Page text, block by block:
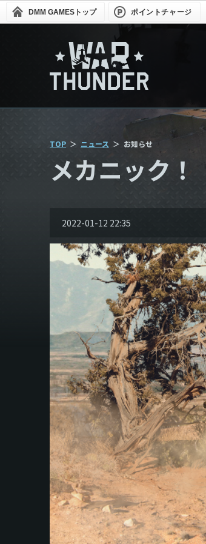
DMM GAMES トップ ポイントチャージ
TOP ニュース お知らせ
メカニック
2022-01-12 22:35